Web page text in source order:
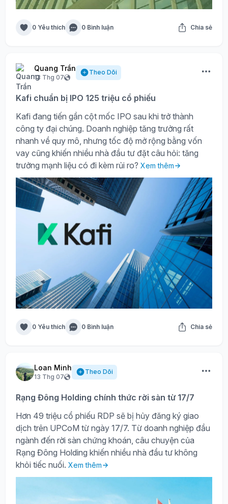
0 Yêu thích 0 Bình luận Chia sẻ
Quang Trần
13 Thg 07
Theo Dõi
Kafi chuẩn bị IPO 125 triệu cổ phiếu
Kafi đang tiến gần cột mốc IPO sau khi trở thành
công ty đại chúng. Doanh nghiệp tăng trưởng rất
nhanh về quy mô, nhưng tốc độ mở rộng bằng vốn
vay cũng khiến nhiều nhà đầu tư đặt câu hỏi: tăng
trưởng mạnh liệu có đi kèm rủi ro? Xem thêm
0 Yêu thích 0 Bình luận Chia sẻ
Loan Minh
13 Thg 07
Theo Dõi
Rạng Đông Holding chính thức rời sàn từ 17/7
Hơn 49 triệu cổ phiếu RDP sẽ bị hủy đăng ký giao
dịch trên UPCoM từ ngày 17/7. Từ doanh nghiệp đầu
ngành đến rời sàn chứng khoán, câu chuyện của
Rạng Đông Holding khiến nhiều nhà đầu tư không
khỏi tiếc nuối. Xem thêm